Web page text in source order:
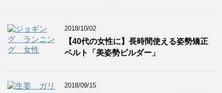
2018/10/02
【40代の女性に】長時間使える姿勢矯正
ベルト「美姿勢ビルダー」
2018/09/15